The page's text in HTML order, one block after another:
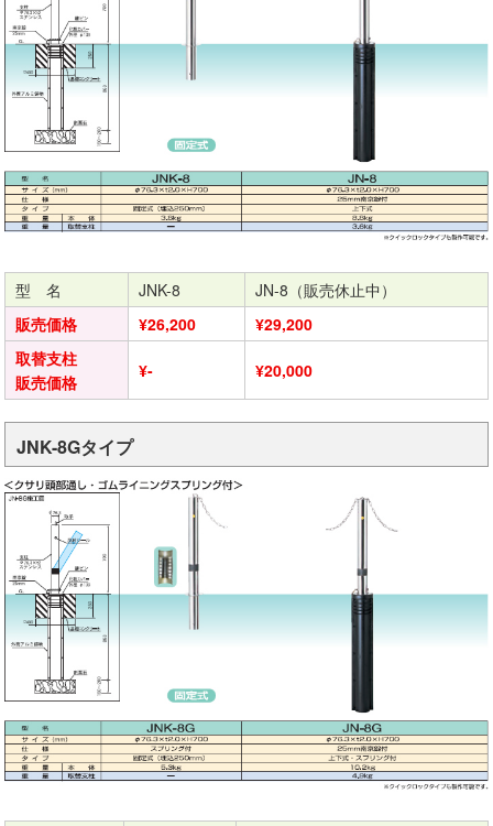
型 名 JNK-8
JN-8（販売休止中）
販売価格
¥26,200
¥29,200
取替支柱
販売価格
¥- ¥20,000
JNK-8Gタイプ